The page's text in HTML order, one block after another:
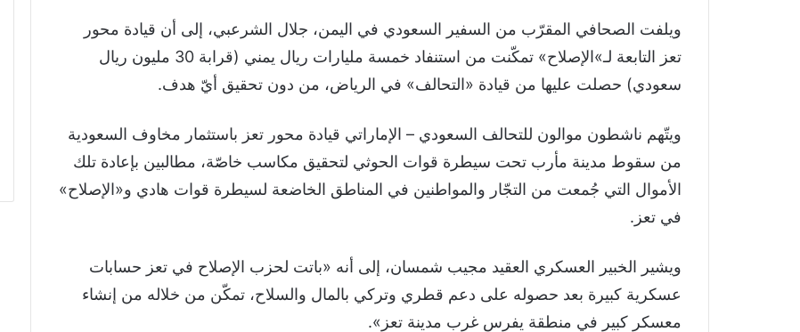
ويلفت الصحافي المقرّب من السفير السعودي في اليمن، جلال الشرعبي، إلى أن قيادة محور
تعز التابعة لـ»الإصلاح» تمكّنت من استنفاد خمسة مليارات ريال يمني (قرابة 30 مليون ريال
سعودي) حصلت عليها من قيادة «التحالف» في الرياض، من دون تحقيق أيّ هدف.
ويتّهم ناشطون موالون للتحالف السعودي – الإماراتي قيادة محور تعز باستثمار مخاوف السعودية
من سقوط مدينة مأرب تحت سيطرة قوات الحوثي لتحقيق مكاسب خاصّة، مطالبين بإعادة تلك
الأموال التي جُمعت من التجّار والمواطنين في المناطق الخاضعة لسيطرة قوات هادي و«الإصلاح»
في تعز.
ويشير الخبير العسكري العقيد مجيب شمسان، إلى أنه «باتت لحزب الإصلاح في تعز حسابات
عسكرية كبيرة بعد حصوله على دعم قطري وتركي بالمال والسلاح، تمكّن من خلاله من إنشاء
معسكر كبير في منطقة يفرس غرب مدينة تعز».